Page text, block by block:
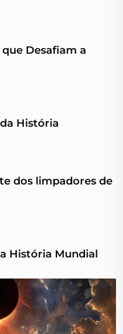
Desafiam a
História
dos limpadores de
História Mundial